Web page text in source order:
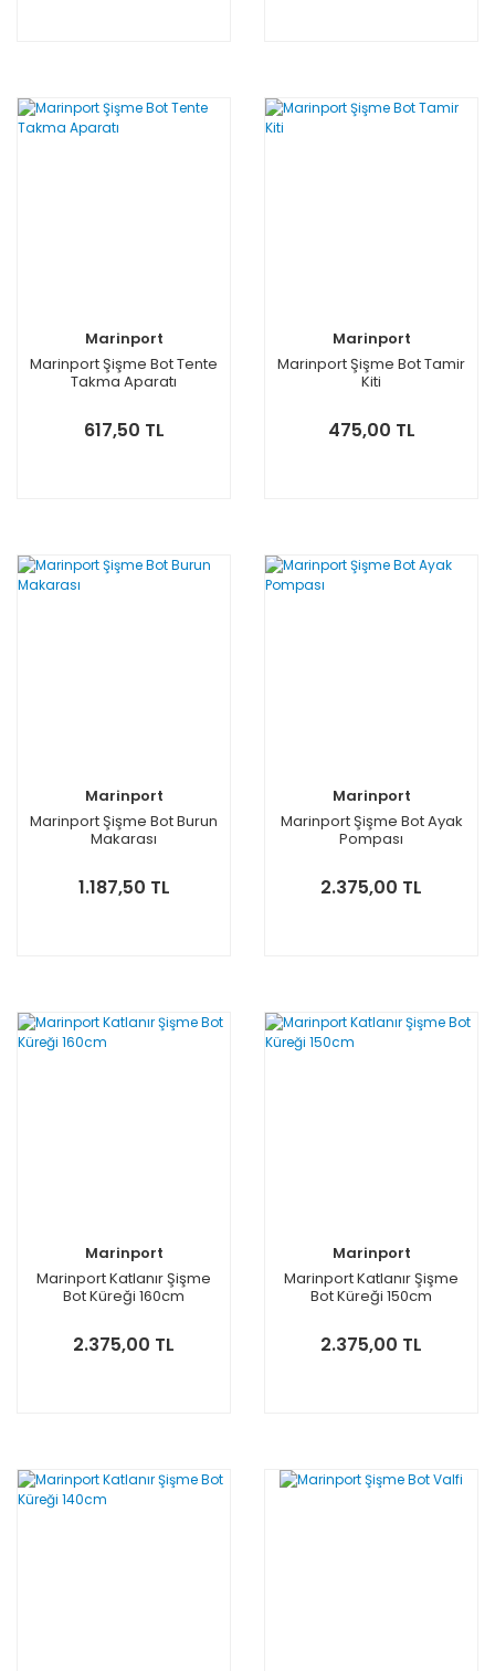
Marinport
Marinport Şişme Bot Tente
Takma Aparatı
617,50 TL
Marinport
Marinport Şişme Bot Tamir
Kiti
475,00 TL
Marinport
Marinport Şişme Bot Burun
Makarası
1.187,50 TL
Marinport
Marinport Şişme Bot Ayak
Pompası
2.375,00 TL
Marinport
Marinport Katlanır Şişme
Bot Küreği 160cm
2.375,00 TL
Marinport
Marinport Katlanır Şişme
Bot Küreği 150cm
2.375,00 TL